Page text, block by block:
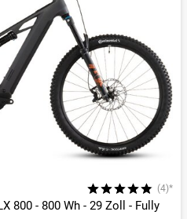
(4)*
800 - 800 Wh - 29 Zoll - Fully